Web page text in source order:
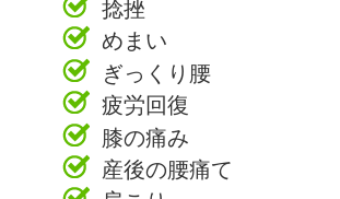
捻挫
めまい
ぎっくり腰
疲労回復
膝の痛み
産後の腰痛て